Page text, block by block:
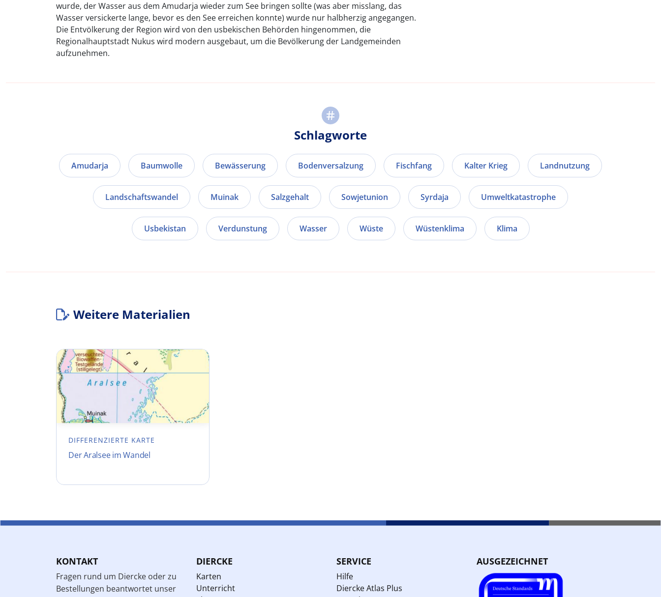
wurde, der Wasser aus dem Amudarja wieder zum See bringen sollte (was aber misslang, das
Wasser versickerte lange, bevor es den See erreichen konnte) wurde nur halbherzig angegangen.
Die Entvölkerung der Region wird von den usbekischen Behörden hingenommen, die
Regionalhauptstadt Nukus wird modern ausgebaut, um die Bevölkerung der Landgemeinden
aufzunehmen.
Schlagworte
Amudarja Baumwolle Bewässerung Bodenversalzung Fischfang Kalter Krieg Landnutzung
Landschaftswandel Muinak Salzgehalt Sowjetunion Syrdaja Umweltkatastrophe
Usbekistan Verdunstung Wasser Wüste Wüstenklima Klima
Weitere Materialien
DIFFERENZIERTE KARTE
Der Aralsee im Wandel
KONTAKT
Fragen rund um Diercke oder zu
Bestellungen beantwortet unser
DIERCKE
Karten
Unterricht
SERVICE
Hilfe
Diercke Atlas Plus
AUSGEZEICHNET